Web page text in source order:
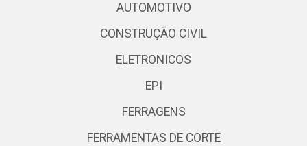
AUTOMOTIVO
CONSTRUÇÃO CIVIL
ELETRONICOS
EPI
FERRAGENS
FERRAMENTAS DE CORTE